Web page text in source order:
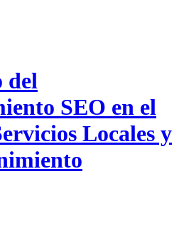
del
SEO en el
Locales y